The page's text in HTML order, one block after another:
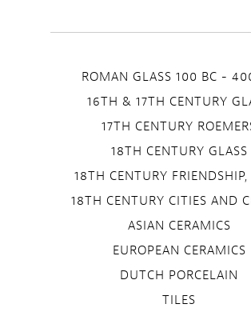
ROMAN GLASS 100 BC -
16TH & 17TH CENTURY
17TH CENTURY
18TH CENTURY GLASS
18TH CENTURY
18TH CENTURY CITIES AND
ASIAN CERAMICS
EUROPEAN CERAMICS
DUTCH PORCELAIN
TILES